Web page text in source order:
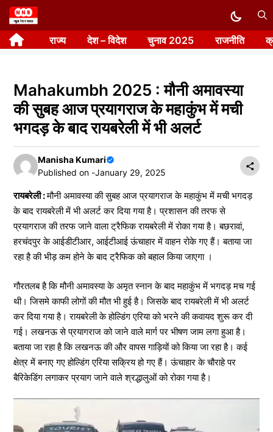
Skip
to
content राज्य देश – विदेश चुनाव 2025 राजनीति
Mahakumbh 2025 : मौनी अमावस्या
की सुबह आज प्रयागराज के महाकुंभ में मची
भगदड़ के बाद रायबरेली में भी अलर्ट
Manisha Kumari
Published on -January 29, 2025
रायबरेली :मौनी अमावस्या की सुबह आज प्रयागराज के महाकुंभ में मची भगदड़
के बाद रायबरेली में भी अलर्ट कर दिया गया है। प्रशासन की तरफ से
प्रयागराज की तरफ जाने वाला ट्रैफिक रायबरेली में रोका गया है। बछरावां,
हरचंदपुर के आईडीटीआर, आईटीआई ऊंचाहार में वाहन रोके गए हैं। बताया जा
रहा है की भीड़ कम होने के बाद ट्रैफिक को बहाल किया जाएगा ।
गौरतलब है कि मौनी अमावस्या के अमृत स्नान के बाद महाकुंभ में भगदड़ मच गई
थी। जिसमे काफी लोगों की मौत भी हुई है। जिसके बाद रायबरेली में भी अलर्ट
कर दिया गया है। रायबरेली के होल्डिंग एरिया को भरने की कवायद शुरू कर दी
गई। लखनऊ से प्रयागराज को जाने वाले मार्ग पर भीषण जाम लगा हुआ है।
बताया जा रहा है कि लखनऊ की और वापस गाड़ियों को किया जा रहा है। कई
क्षेत्र में बनाए गए होल्डिंग एरिया सक्रिय हो गए हैं। ऊंचाहार के चौराहे पर
बैरिकेडिंग लगाकर प्रयाग जाने वाले श्रद्धालुओं को रोका गया है।